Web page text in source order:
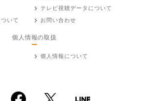
テレビ視聴データについて
いて
お問い合わせ
個人情報の取扱
個人情報について